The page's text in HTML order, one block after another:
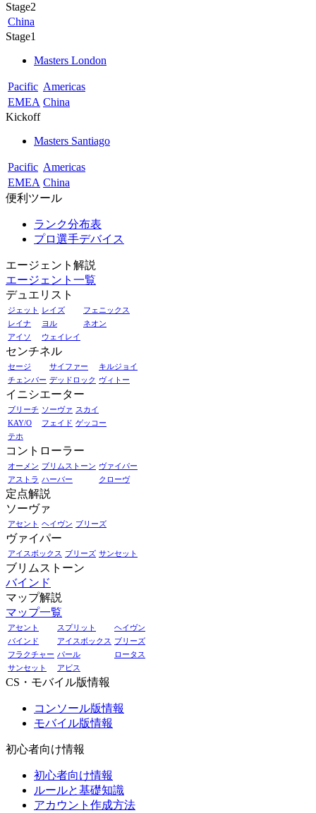
Stage2
China
Stage1
Masters London
Pacific Americas
EMEA China
Kickoff
Masters Santiago
Pacific Americas
EMEA China
便利ツール
ランク分布表
プロ選手デバイス
エージェント解説
エージェント一覧
デュエリスト
ジェット レイズ
フェニックス
レイナ
ヨル
ネオン
アイソ
ウェイレイ
センチネル
セージ サイファー
キルジョイ
チェンバー デッドロック ヴィトー
イニシエーター
ブリーチ ソーヴァ スカイ
KAY/O
フェイド ゲッコー
テホ
コントローラー
オーメン ブリムストーン ヴァイパー
アストラ ハーバー クローヴ
定点解説
ソーヴァ
アセント ヘイヴン ブリーズ
ヴァイパー
アイスボックス ブリーズ サンセット
ブリムストーン
バインド
マップ解説
マップ一覧
アセント スプリット
ヘイヴン
バインド
アイスボックス ブリーズ
フラクチャー パール
ロータス
サンセット
アビス
CS・モバイル版情報
コンソール版情報
モバイル版情報
初心者向け情報
初心者向け情報
ルールと基礎知識
アカウント作成方法